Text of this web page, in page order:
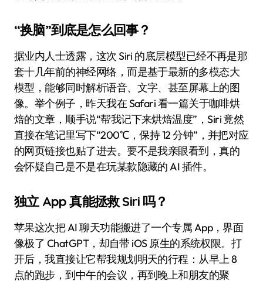
“换脑”到底是怎么回事？
据业内人士透露，这次 Siri 的底层模型已经不再是那
套十几年前的神经网络，而是基于最新的多模态大
模型，能够同时解析语音、文字、甚至屏幕上的图
像。举个例子，昨天我在 Safari 看一篇关于咖啡烘
焙的文章，顺手说“帮我记下来烘焙温度”，Siri 竟然
直接在笔记里写下“200℃，保持 12 分钟”，并把对应
的网页链接也贴了进去。要不是我亲眼看到，真的
会怀疑自己是不是在玩某款隐藏的 AI 插件。
独立 App 真能拯救 Siri 吗？
苹果这次把 AI 聊天功能搬进了一个专属 App，界面
像极了 ChatGPT，却自带 iOS 原生的系统权限。打
开后，我直接让它帮我规划明天的行程：从早上 8
点的跑步，到中午的会议，再到晚上和朋友的聚